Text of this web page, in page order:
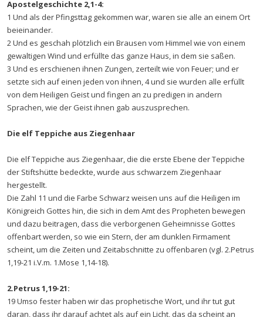
Apostelgeschichte 2,1-4:
1 Und als der Pfingsttag gekommen war, waren sie alle an einem Ort
beieinander.
2 Und es geschah plötzlich ein Brausen vom Himmel wie von einem
gewaltigen Wind und erfüllte das ganze Haus, in dem sie saßen.
3 Und es erschienen ihnen Zungen, zerteilt wie von Feuer; und er
setzte sich auf einen jeden von ihnen, 4 und sie wurden alle erfüllt
von dem Heiligen Geist und fingen an zu predigen in andern
Sprachen, wie der Geist ihnen gab auszusprechen.
Die elf Teppiche aus Ziegenhaar
Die elf Teppiche aus Ziegenhaar, die die erste Ebene der Teppiche
der Stiftshütte bedeckte, wurde aus schwarzem Ziegenhaar
hergestellt.
Die Zahl 11 und die Farbe Schwarz weisen uns auf die Heiligen im
Königreich Gottes hin, die sich in dem Amt des Propheten bewegen
und dazu beitragen, dass die verborgenen Geheimnisse Gottes
offenbart werden, so wie ein Stern, der am dunklen Firmament
scheint, um die Zeiten und Zeitabschnitte zu offenbaren (vgl. 2.Petrus
1,19-21 i.V.m. 1.Mose 1,14-18).
2.Petrus 1,19-21:
19 Umso fester haben wir das prophetische Wort, und ihr tut gut
daran, dass ihr darauf achtet als auf ein Licht, das da scheint an